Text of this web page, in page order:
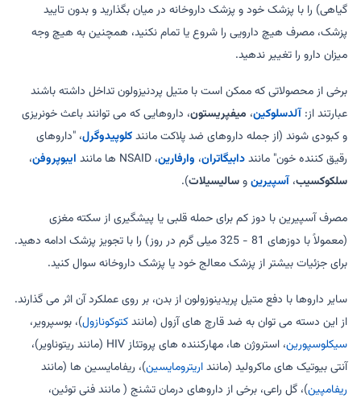
گیاهی) را با پزشک خود و پزشک داروخانه در میان بگذارید و بدون تایید
پزشک، مصرف هیچ دارویی را شروع یا تمام نکنید، همچنین به هیچ وجه
میزان دارو را تغییر ندهید.
برخی از محصولاتی که ممکن است با متیل پردنیزولون تداخل داشته باشند
عبارتند از:آلدسلوکین، میفپریستون، داروهایی که می توانند باعث خونریزی
و کبودی شوند (از جمله داروهای ضد پلاکت مانندکلوپیدوگرل، "داروهای
رقیق کننده خون" ماننددابیگاتران، وارفارین، NSAID ها مانند ایبوپروفن،
سلکوکسیب،آسپیرینوسالیسیلات).
مصرف آسپیرین با دوز کم برای حمله قلبی یا پیشگیری از سکته مغزی
(معمولاً با دوزهای 81 - 325 میلی گرم در روز) را با تجویز پزشک ادامه دهید.
برای جزئیات بیشتر از پزشک معالج خود یا پزشک داروخانه سوال کنید.
سایر داروها با دفع متیل پریدینوزولون از بدن، بر روی عملکرد آن اثر می گذارند.
از این دسته می توان به ضد قارچ های آزول (مانندکتوکونازول)، بوسپرویر،
سیکلوسپورین
، استروژن ها، مهارکننده های پروتئاز HIV (مانند ریتوناویر)،
آنتی بیوتیک های ماکرولید (ماننداریترومایسین)، ریفامایسین ها (مانند
ریفامپین)، گل راعی، برخی از داروهای درمان تشنج ( مانند فنی توئین،